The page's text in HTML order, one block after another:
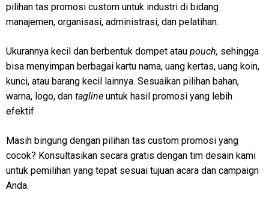
pilihan tas promosi custom untuk industri di bidang
manajemen, organisasi, administrasi, dan pelatihan.
Ukurannya kecil dan berbentuk dompet atau pouch, sehingga
bisa menyimpan berbagai kartu nama, uang kertas, uang koin,
kunci, atau barang kecil lainnya. Sesuaikan pilihan bahan,
warna, logo, dan tagline untuk hasil promosi yang lebih
efektif.
Masih bingung dengan pilihan tas custom promosi yang
cocok? Konsultasikan secara gratis dengan tim desain kami
untuk pemilihan yang tepat sesuai tujuan acara dan campaign
Anda.